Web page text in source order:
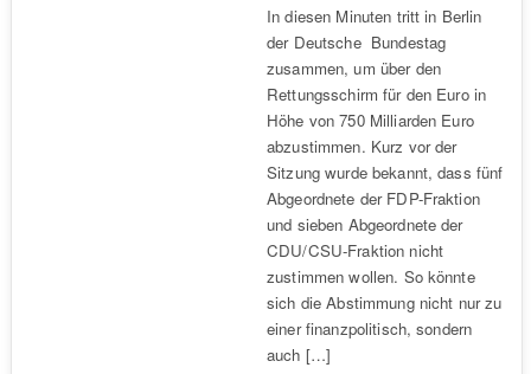
In diesen Minuten tritt in Berlin
der Deutsche Bundestag
zusammen, um über den
Rettungsschirm für den Euro in
Höhe von 750 Milliarden Euro
abzustimmen. Kurz vor der
Sitzung wurde bekannt, dass fünf
Abgeordnete der FDP-Fraktion
und sieben Abgeordnete der
CDU/CSU-Fraktion nicht
zustimmen wollen. So könnte
sich die Abstimmung nicht nur zu
einer finanzpolitisch, sondern
auch […]